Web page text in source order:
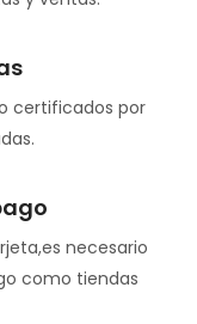
certificados por
necesario
como tiendas